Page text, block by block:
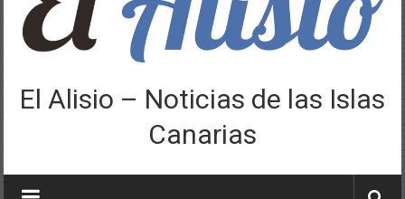
El Alisio – Noticias de las Islas
Canarias